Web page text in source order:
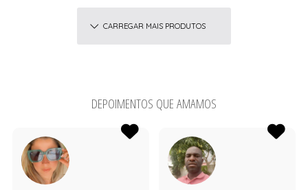
CARREGAR MAIS PRODUTOS
DEPOIMENTOS QUE AMAMOS